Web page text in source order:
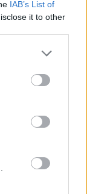
IAB’s List of
it to other